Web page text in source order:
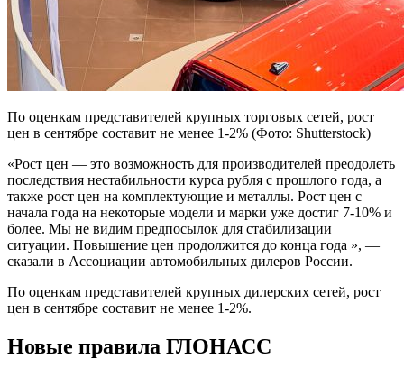
По оценкам представителей крупных торговых сетей, рост
цен в сентябре составит не менее 1-2% (Фото: Shutterstock)
«Рост цен — это возможность для производителей преодолеть
последствия нестабильности курса рубля с прошлого года, а
также рост цен на комплектующие и металлы. Рост цен с
начала года на некоторые модели и марки уже достиг 7-10% и
более. Мы не видим предпосылок для стабилизации
ситуации. Повышение цен продолжится до конца года », —
сказали в Ассоциации автомобильных дилеров России.
По оценкам представителей крупных дилерских сетей, рост
цен в сентябре составит не менее 1-2%.
Новые правила ГЛОНАСС